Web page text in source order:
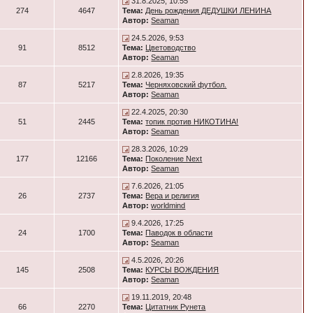
274 4647
Тема: День рождения ДЕДУШКИ ЛЕНИНА
Автор: Seaman
91 8512
24.5.2026, 9:53
Тема: Цветоводство
Автор: Seaman
87 5217
2.8.2026, 19:35
Тема: Черняховский футбол.
Автор: Seaman
51 2445
22.4.2025, 20:30
Тема: топик против НИКОТИНА!
Автор: Seaman
177 12166
28.3.2026, 10:29
Тема: Поколение Next
Автор: Seaman
26 2737
7.6.2026, 21:05
Тема: Вера и религия
Автор: worldmind
24 1700
9.4.2026, 17:25
Тема: Паводок в области
Автор: Seaman
145 2508
4.5.2026, 20:26
Тема: КУРСЫ ВОЖДЕНИЯ
Автор: Seaman
66 2270
19.11.2019, 20:48
Тема: Цитатник Рунета